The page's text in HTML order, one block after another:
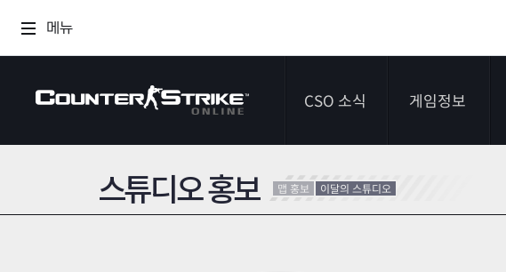
메뉴
CSO 소식
공지사항
게임정보
스튜디오 홍보 맵 홍보 이달의 스튜디오